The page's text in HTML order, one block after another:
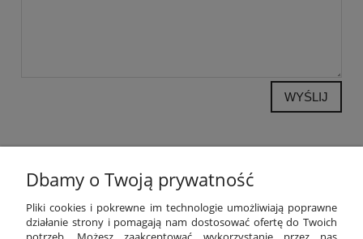
WYŚLIJ
POMOC
Dbamy o Twoją prywatność
Pliki cookies i pokrewne im technologie umożliwiają poprawne
działanie strony i pomagają nam dostosować ofertę do Twoich